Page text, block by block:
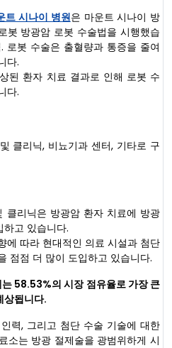
트 시나이 병원은 마운트 시나이 방
봇 방광암 로봇 수술법을 시행했습
로봇 수술은 출혈량과 통증을 줄여
다.
된 환자 치료 결과로 인해 로봇 수
다.
클리닉, 비뇨기과 센터, 기타로 구
클리닉은 방광암 환자 치료에 방광
고 있습니다.
에 따라 현대적인 의료 시설과 첨단
점점 더 많이 도입하고 있습니다.
58.53%의 시장 점유율로 가장 큰
상됩니다.
력, 그리고 첨단 수술 기술에 대한
소는 방광 절제술을 광범위하게 시